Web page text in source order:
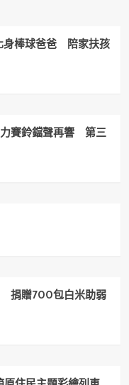
身棒球爸爸 陪家扶孩
賽鈴鐺聲再響 第三
捐贈700包白米助弱